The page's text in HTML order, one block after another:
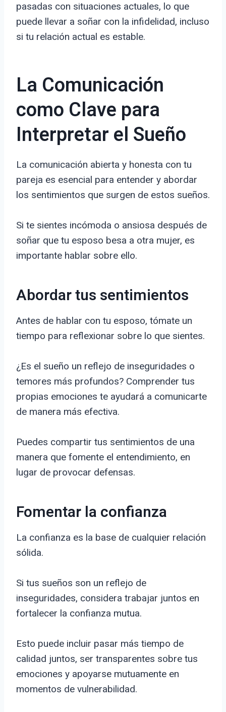
pasadas con situaciones actuales, lo que
puede llevar a soñar con la infidelidad, incluso
si tu relación actual es estable.
La Comunicación
como Clave para
Interpretar el Sueño
La comunicación abierta y honesta con tu
pareja es esencial para entender y abordar
los sentimientos que surgen de estos sueños.
Si te sientes incómoda o ansiosa después de
soñar que tu esposo besa a otra mujer, es
importante hablar sobre ello.
Abordar tus sentimientos
Antes de hablar con tu esposo, tómate un
tiempo para reflexionar sobre lo que sientes.
¿Es el sueño un reflejo de inseguridades o
temores más profundos? Comprender tus
propias emociones te ayudará a comunicarte
de manera más efectiva.
Puedes compartir tus sentimientos de una
manera que fomente el entendimiento, en
lugar de provocar defensas.
Fomentar la confianza
La confianza es la base de cualquier relación
sólida.
Si tus sueños son un reflejo de
inseguridades, considera trabajar juntos en
fortalecer la confianza mutua.
Esto puede incluir pasar más tiempo de
calidad juntos, ser transparentes sobre tus
emociones y apoyarse mutuamente en
momentos de vulnerabilidad.